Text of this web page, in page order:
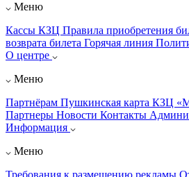
Меню
Кассы КЗЦ Правила приобретения
возврата билета Горячая линия
О центре
Меню
Партнёрам Пушкинская карта КЗЦ
Партнеры Новости Контакты
Информация
Меню
Требования к размещению рекламы